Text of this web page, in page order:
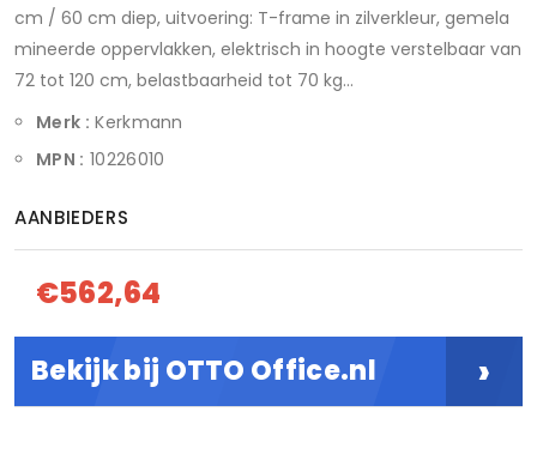
cm / 60 cm diep, uitvoering: T-frame in zilverkleur, gemela
mineerde oppervlakken, elektrisch in hoogte verstelbaar van
72 tot 120 cm, belastbaarheid tot 70 kg...
Merk : Kerkmann
MPN : 10226010
AANBIEDERS
€562,64
Bekijk bij OTTO Office.nl ›